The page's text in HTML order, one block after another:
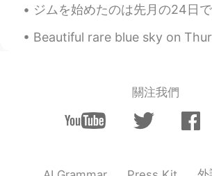
ジムを始めたのは先月の24日ですが、その前、体の色々なことをはかっておきました。😊 前回はかったのは22日だったので、毎月22日にはかろう
Beautiful rare blue sky on Thursday!!🤭✨💙 if you live in UK you know days
關注我們